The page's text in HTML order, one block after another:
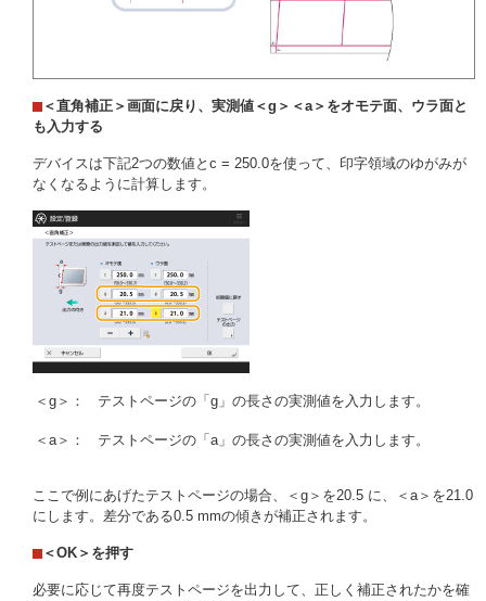
＜直角補正＞画面に戻り、実測値＜g＞＜a＞をオモテ面、ウラ面と
も入力する
デバイスは下記2つの数値とc = 250.0を使って、印字領域のゆがみが
なくなるように計算します。
＜g＞： テストページの「g」の長さの実測値を入力します。
＜a＞： テストページの「a」の長さの実測値を入力します。
ここで例にあげたテストページの場合、＜g＞を20.5 に、＜a＞を21.0
にします。差分である0.5 mmの傾きが補正されます。
＜OK＞を押す
必要に応じて再度テストページを出力して、正しく補正されたかを確